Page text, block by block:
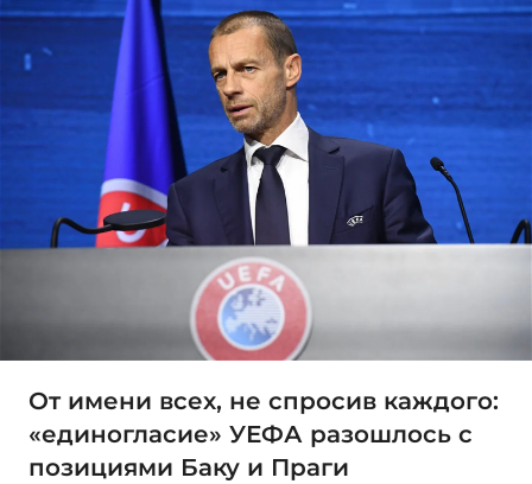
От имени всех, не спросив каждого:
«единогласие» УЕФА разошлось с
позициями Баку и Праги